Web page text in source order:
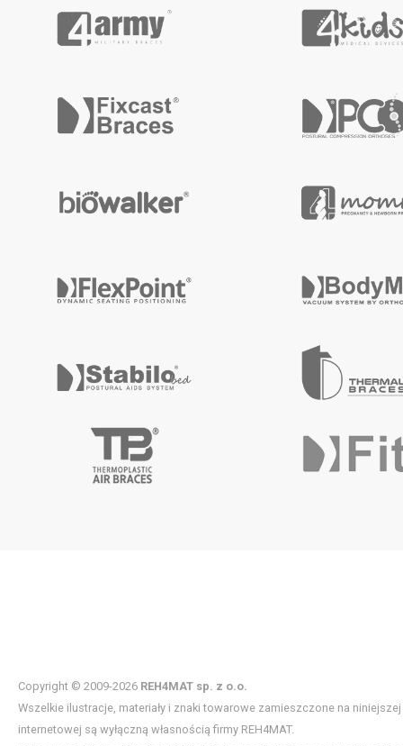
Copyright © 2009-2026 REH4MAT sp. z o.o.
Wszelkie ilustracje, materiały i znaki towarowe zamieszczone na
internetowej są wyłączną własnością firmy REH4MAT.